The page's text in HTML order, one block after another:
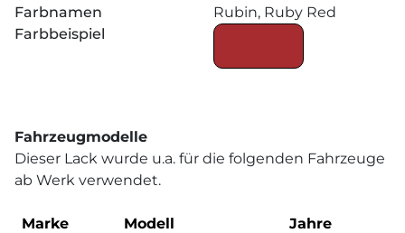
Farbnamen
Rubin, Ruby Red
Farbbeispiel
Fahrzeugmodelle
Dieser Lack wurde u.a. für die folgenden Fahrzeuge
ab Werk verwendet.
Marke Modell Jahre